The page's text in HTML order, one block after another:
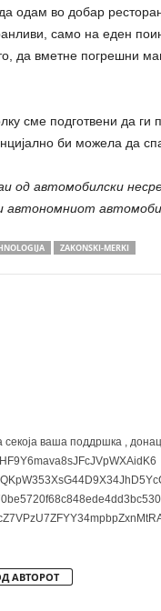
одам во добар
само на еден
да вметне погрешни
сме подготвени да
би можела да
од автомобилски
автономниот
ZAKONSKI-MERKI
ваша поддршка ,
АВТОРОТ